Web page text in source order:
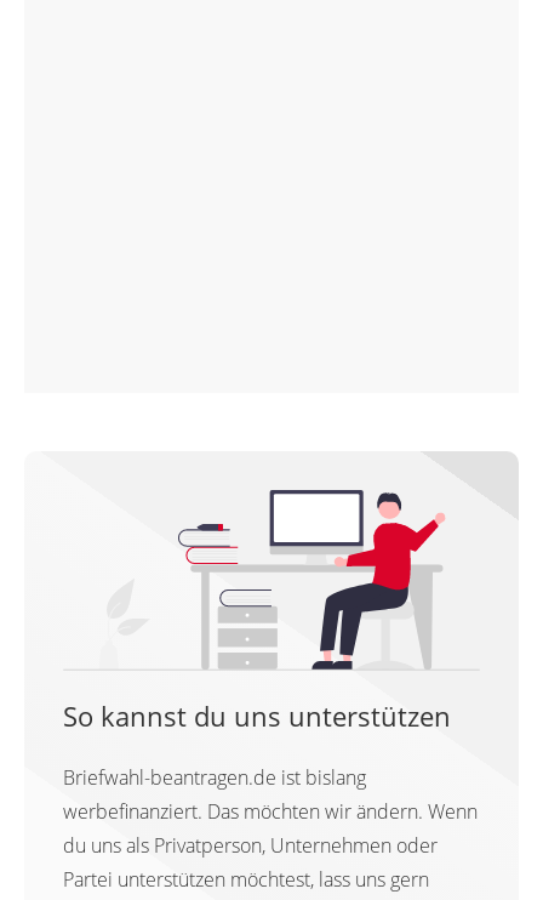
So kannst du uns unterstützen
Briefwahl-beantragen.de ist bislang
werbefinanziert. Das möchten wir ändern. Wenn
du uns als Privatperson, Unternehmen oder
Partei unterstützen möchtest, lass uns gern